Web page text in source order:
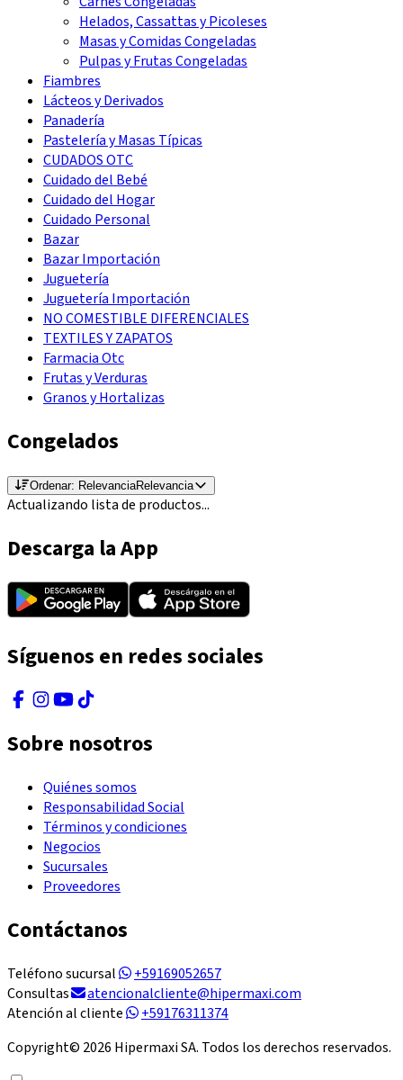
Helados, Cassattas y Picoleses
Masas y Comidas Congeladas
Pulpas y Frutas Congeladas
Fiambres
Lácteos y Derivados
Panadería
Pastelería y Masas Típicas
CUDADOS OTC
Cuidado del Bebé
Cuidado del Hogar
Cuidado Personal
Bazar
Bazar Importación
Juguetería
Juguetería Importación
NO COMESTIBLE DIFERENCIALES
TEXTILES Y ZAPATOS
Farmacia Otc
Frutas y Verduras
Granos y Hortalizas
Congelados
Ordenar: RelevanciaRelevancia
Actualizando lista de productos...
Descarga la App
Síguenos en redes sociales
Sobre nosotros
Quiénes somos
Responsabilidad Social
Términos y condiciones
Negocios
Sucursales
Proveedores
Contáctanos
Teléfono sucursal
+59169052657
Consultas
atencionalcliente@hipermaxi.com
Atención al cliente
+59176311374
Copyright© 2026 Hipermaxi SA. Todos los derechos reservados.